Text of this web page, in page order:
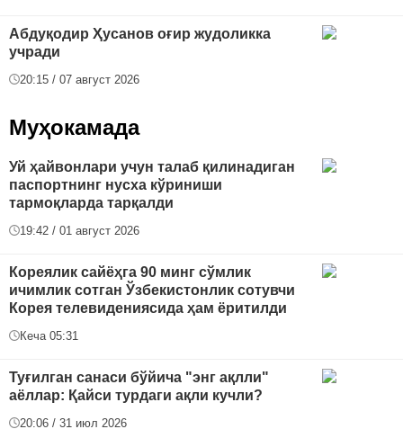
Абдуқодир Ҳусанов оғир жудоликка
учради
20:15 / 07 август 2026
Муҳокамада
Уй ҳайвонлари учун талаб қилинадиган
паспортнинг нусха кўриниши
тармоқларда тарқалди
19:42 / 01 август 2026
Кореялик сайёҳга 90 минг сўмлик
ичимлик сотган Ўзбекистонлик сотувчи
Корея телевидениясида ҳам ёритилди
Кеча 05:31
Туғилган санаси бўйича "энг ақлли"
аёллар: Қайси турдаги ақли кучли?
20:06 / 31 июл 2026